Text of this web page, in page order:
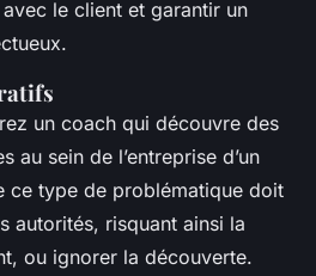
avec le client et garantir un
un coach qui découvre des
au sein de l’entreprise d’un
ce type de problématique doit
autorités, risquant ainsi la
ou ignorer la découverte.